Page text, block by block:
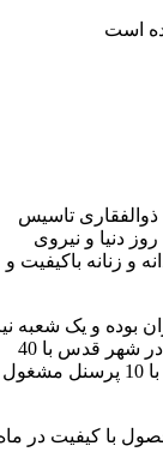
است
آقای احمد ذوالفقاری تاسیس
دنیا و نیروی
و زنانه باکیفیت و
بوده و یک شعبه
در کشور عمان استان مسقط و آدرس کارخانه نیز در شهر قدس با 40
نیروی تولیدی مستقیم و در دفتر مرکزی مرزداران با 10 پرسنل مشغول
با کیفیت در